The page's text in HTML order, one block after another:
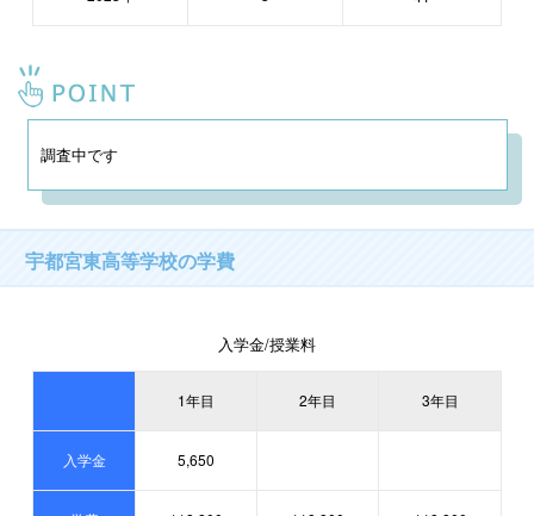
調査中です
宇都宮東高等学校の学費
入学金/授業料
1年目 2年目 3年目
入学金 5,650